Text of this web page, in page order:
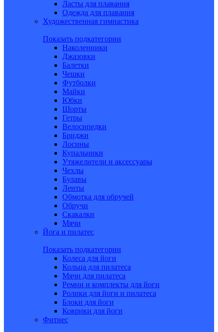
Ласты для плавания
Одежда для плавания
Художественная гимнастика
Показать подкатегории
Наколенники
Джазовки
Балетки
Чешки
Футболки
Майки
Юбки
Шорты
Гетры
Велосипедки
Бриджи
Лосины
Купальники
Утяжелители и аксессуары
Чехлы
Булавы
Ленты
Обмотка для обручей
Обручи
Скакалки
Мячи
Йога и пилатес
Показать подкатегории
Колеса для йоги
Кольца для пилатеса
Мячи для пилатеса
Ремни и комплекты для йоги
Ролики для йоги и пилатеса
Блоки для йоги
Коврики для йоги
Фитнес